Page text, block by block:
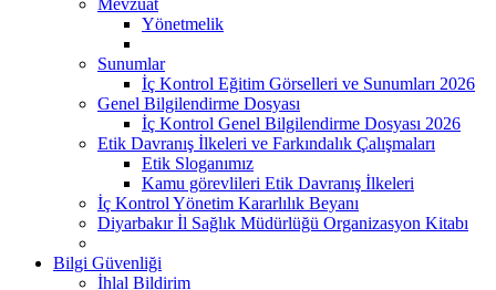
Yönetmelik
Sunumlar
İç Kontrol Eğitim Görselleri ve Sunumları 2026
Genel Bilgilendirme Dosyası
İç Kontrol Genel Bilgilendirme Dosyası 2026
Etik Davranış İlkeleri ve Farkındalık Çalışmaları
Etik Sloganımız
Kamu görevlileri Etik Davranış İlkeleri
İç Kontrol Yönetim Kararlılık Beyanı
Diyarbakır İl Sağlık Müdürlüğü Organizasyon Kitabı
Bilgi Güvenliği
İhlal Bildirim